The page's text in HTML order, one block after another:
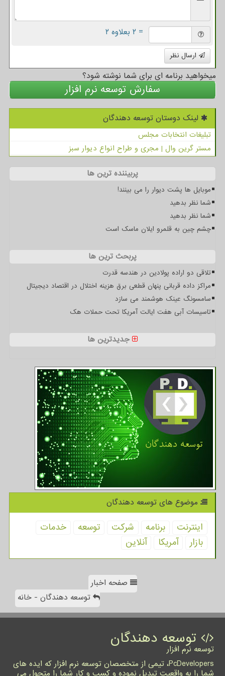
= ۲ بعلاوه ۲
ارسال نظر
میخواهید برنامه ای برای شما نوشته شود؟
سفارش توسعه نرم افزار
لینک دوستان توسعه دهندگان
تبلیغات انتخابات مجلس
مستر گرین وال | مجری و طراح انواع دیوار سبز
پربیننده ترین ها
موبایل ها پشت دیوار را می بینند!
شما نظر بدهید
شما نظر بدهید
چشم چین به قلمرو ایلان ماسک است
پربحث ترین ها
تلاقی دو اراده پولادین در هندسه قدرت
مراکز داده قربانی پنهان قطعی برق هزینه اختلال در اقتصاد دیجیتال
سامسونگ عینک هوشمند می سازد
تاسیسات آبی هفت ایالت آمریکا تحت حملات هک
جدیدترین ها
موضوع های توسعه دهندگان
اینترنت برنامه شركت توسعه
خدمات
بازار
آمریكا آنلاین
صفحه اخبار
توسعه دهندگان - خانه
توسعه دهندگان
توسعه نرم افزار
PcDevelopers، تیمی از متخصصان توسعه نرم افزار که ایده های
شما را به واقعیت تبدیل نموده و کسب و کار شما را متحول می